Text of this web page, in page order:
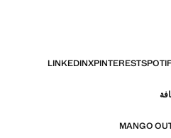
PINTEREST
X
LINKEDIN
MANGO